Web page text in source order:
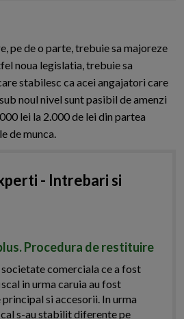
pe de o parte, trebuie sa majoreze
noua legislatia, trebuie sa
stabilesc ca acei angajatori care
noul nivel sunt pasibil de amenzi
lei la 2.000 de lei din partea
de munca.
- Intrebari si
Procedura de restituire
societate comerciala ce a fost
in urma caruia au fost
si accesorii. In urma
s-au stabilit diferente pe